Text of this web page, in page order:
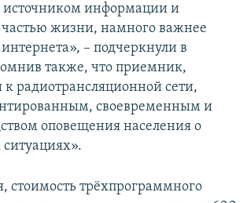
информации и
жизни, намного важнее
– подчеркнули в
также, что приемник,
радиотрансляционной сети,
своевременным и
оповещения населения о
стоимость трёхпрограммного